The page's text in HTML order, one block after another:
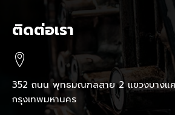
ติดต่อเรา
352 ถนน พุทธมณฑลสาย 2 แขวงบางแค
กรุงเทพมหานคร